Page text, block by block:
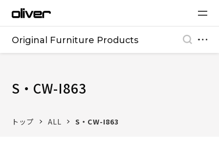
Original Furniture Products
S・CW-I863
トップ ALL S・CW-I863